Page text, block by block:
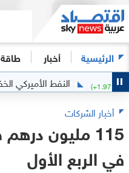
الرئيسية أخبار طاقة
(+ النفط الأميركي الخفيف
أخبار الشركات
115 مليون
في الربع الأول